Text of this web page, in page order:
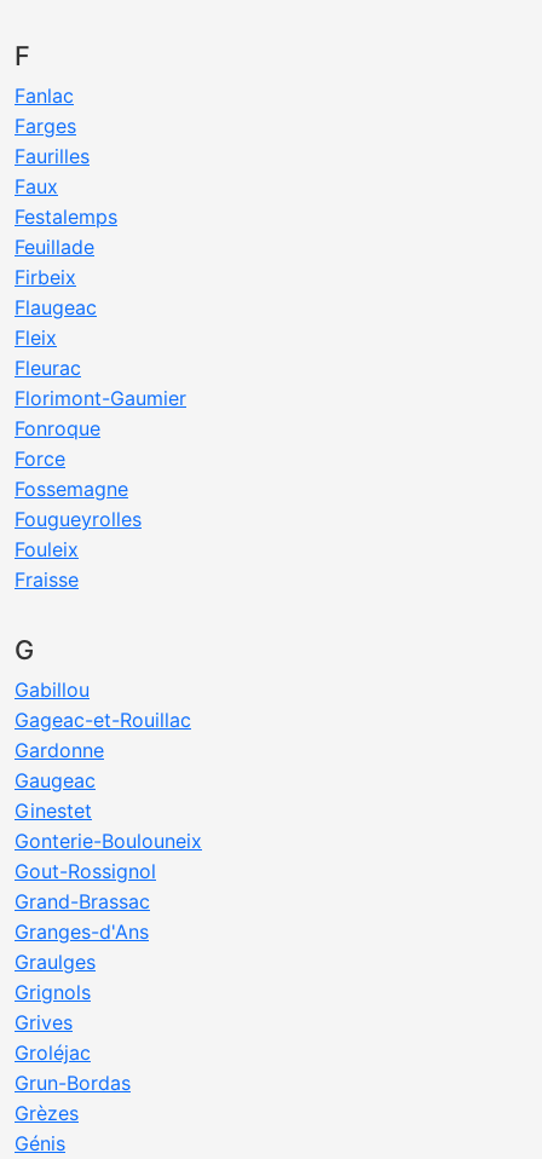
F
Fanlac
Farges
Faurilles
Faux
Festalemps
Feuillade
Firbeix
Flaugeac
Fleix
Fleurac
Florimont-Gaumier
Fonroque
Force
Fossemagne
Fougueyrolles
Fouleix
Fraisse
G
Gabillou
Gageac-et-Rouillac
Gardonne
Gaugeac
Ginestet
Gonterie-Boulouneix
Gout-Rossignol
Grand-Brassac
Granges-d'Ans
Graulges
Grignols
Grives
Groléjac
Grun-Bordas
Grèzes
Génis